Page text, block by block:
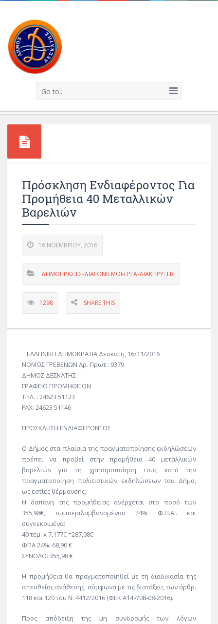
Go to...
Πρόσκληση Ενδιαφέροντος Για
Προμήθεια 40 Μεταλλικών
Βαρελιών
16 ΝΟΕΜΒΡΊΟΥ, 2016
ΔΗΜΟΠΡΑΣΙΕΣ-ΔΙΑΓΩΝΙΣΜΟΙ-ΕΡΓΑ-ΔΙΑΚΗΡΥΞΕΙΣ
1298 SHARE THIS
ΕΛΛΗΝΙΚΗ ΔΗΜΟΚΡΑΤΙΑ Δεσκάτη, 16/11/2016
ΝΟΜΟΣ ΓΡΕΒΕΝΩΝ Αρ. Πρωτ.: 9379
ΔΗΜΟΣ ΔΕΣΚΑΤΗΣ
ΓΡΑΦΕΙΟ ΠΡΟΜΗΘΕΙΩΝ
ΤΗΛ. : 24623 51123
FAX: 24623 51146
ΠΡΟΣΚΛΗΣΗ ΕΝΔΙΑΦΕΡΟΝΤΟΣ
Ο Δήμος στα πλαίσια της πραγματοποίησης εκδηλώσεων
πρέπει να προβεί στην προμήθεια 40 μεταλλικών
βαρελιών για τη χρησιμοποίηση τους κατά την
πραγματοποίηση πολιτιστικών εκδηλώσεων του Δήμο,
ως εστίες θέρμανσης.
Η δαπάνη της προμήθειας ανέρχεται στο ποσό των
355,98€, συμπεριλαμβανομένου 24% Φ.Π.Α.. και
συγκεκριμένα:
40 τεμ. x 7,177€ =287,08€
ΦΠΑ 24%: 68,90 €
ΣΥΝΟΛΟ: 355,98 €
Η προμήθεια θα πραγματοποιηθεί με τη διαδικασία της
απευθείας ανάθεσης, σύμφωνα με τις διατάξεις των άρθρ.
118 και 120 του Ν. 4412/2016 (ΦΕΚ Α΄147/08-08-2016).
Προς απόδειξη της μη συνδρομής των λόγων